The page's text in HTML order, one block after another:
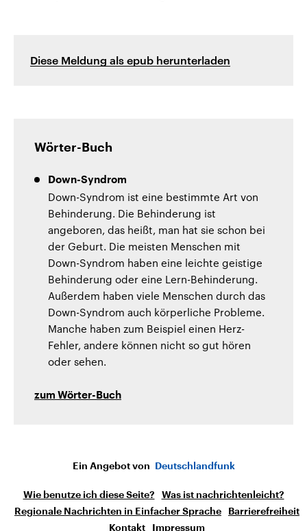
Diese Meldung als epub herunterladen
Wörter-Buch
Down-Syndrom
Down-Syndrom ist eine bestimmte Art von
Behinderung. Die Behinderung ist
angeboren, das heißt, man hat sie schon bei
der Geburt. Die meisten Menschen mit
Down-Syndrom haben eine leichte geistige
Behinderung oder eine Lern-Behinderung.
Außerdem haben viele Menschen durch das
Down-Syndrom auch körperliche Probleme.
Manche haben zum Beispiel einen Herz-
Fehler, andere können nicht so gut hören
oder sehen.
zum Wörter-Buch
Ein Angebot von Deutschlandfunk
Wie benutze ich diese Seite?
Was ist nachrichtenleicht?
Regionale Nachrichten in Einfacher Sprache
Barrierefreiheit
Kontakt
Impressum